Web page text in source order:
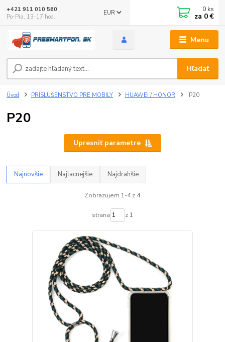
Menu
EUR
Hľadať
+421 911 010 560
Po-Pia, 13-17 hod.
0 ks
za 0 €
Úvod PRÍSLUŠENSTVO PRE MOBILY HUAWEI / HONOR P20
P20
Upresniť parametre
Najnovšie Najlacnejšie Najdrahšie
Zobrazujem 1-4 z 4
strana z 1